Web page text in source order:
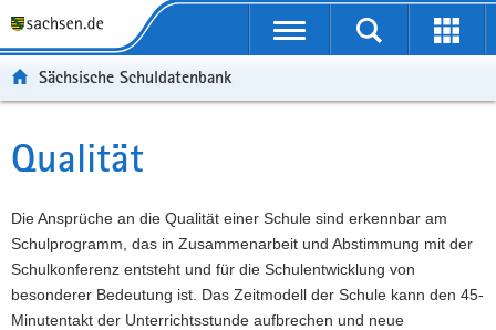
t
ü
e
r
g
r
e
r
l
a
v
i
g
a
a
t
n
h
a
l
t
W
t
r
e
I
n
f
r
i
c
e
Portalübergreifende
Suche
Sächsische Schuldatenbank
Hauptinhalt
Qualität
Die Ansprüche an die Qualität einer Schule sind erkennbar am
Schulprogramm, das in Zusammenarbeit und Abstimmung mit der
Schulkonferenz entsteht und für die Schulentwicklung von
besonderer Bedeutung ist. Das Zeitmodell der Schule kann den 45-
Minutentakt der Unterrichtsstunde aufbrechen und neue